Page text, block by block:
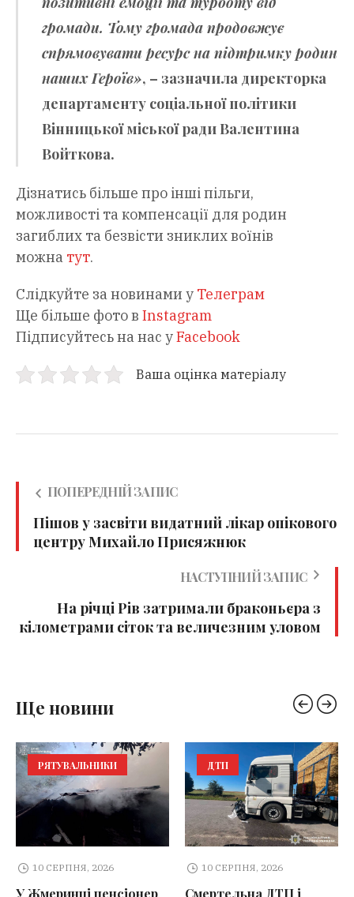
громади. Тому громада продовжує
спрямовувати ресурс на підтримку родин
наших Героїв», – зазначила директорка
департаменту соціальної політики
Вінницької міської радиВалентина
Войткова.
Дізнатись більше про інші пільги,
можливості та компенсації для родин
загиблих та безвісти зниклих воїнів
можна тут.
Слідкуйте за новинами у Телеграм
Ще більше фото в Instagram
Підписуйтесь на нас уFacebook
Ваша оцінка матеріалу
ПОПЕРЕДНІЙ ЗАПИС
Пішов у засвіти видатний лікар опікового
центру Михайло Присяжнюк
НАСТУПНИЙ ЗАПИС
На річці Рів затримали браконьєра з
кілометрами сіток та величезним уловом
Ще новини
РЯТУВАЛЬНИКИ
10 СЕРПНЯ, 2026
У Жмеринці пенсіонер
ДТП
10 СЕРПНЯ, 2026
Смертельна ДТП і